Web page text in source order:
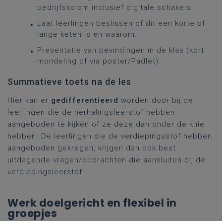
bedrijfskolom inclusief digitale schakels.
Laat leerlingen beslissen of dit een korte of
lange keten is en waarom.
Presentatie van bevindingen in de klas (kort
mondeling of via poster/Padlet).
Summatieve toets na de les
Hier kan er gedifferentieerd worden door bij de
leerlingen die de herhalingsleerstof hebben
aangeboden te kijken of ze deze dan onder de knie
hebben. De leerlingen die de verdiepingsstof hebben
aangeboden gekregen, krijgen dan ook best
uitdagende vragen/opdrachten die aansluiten bij de
verdiepingsleerstof.
Werk doelgericht en flexibel in
groepjes